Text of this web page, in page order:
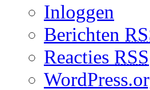
Inloggen
Berichten
Reacties RSS